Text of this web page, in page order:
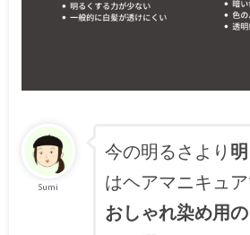
Sumi
今の明るさより
はヘアマニキュア
おしゃれ染め用